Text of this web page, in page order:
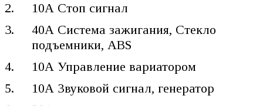
10А Стоп сигнал
40А Система зажигания, Стекло
подъемники, ABS
10А Управление вариатором
10А Звуковой сигнал, генератор